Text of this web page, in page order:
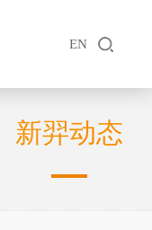
EN
新羿动态